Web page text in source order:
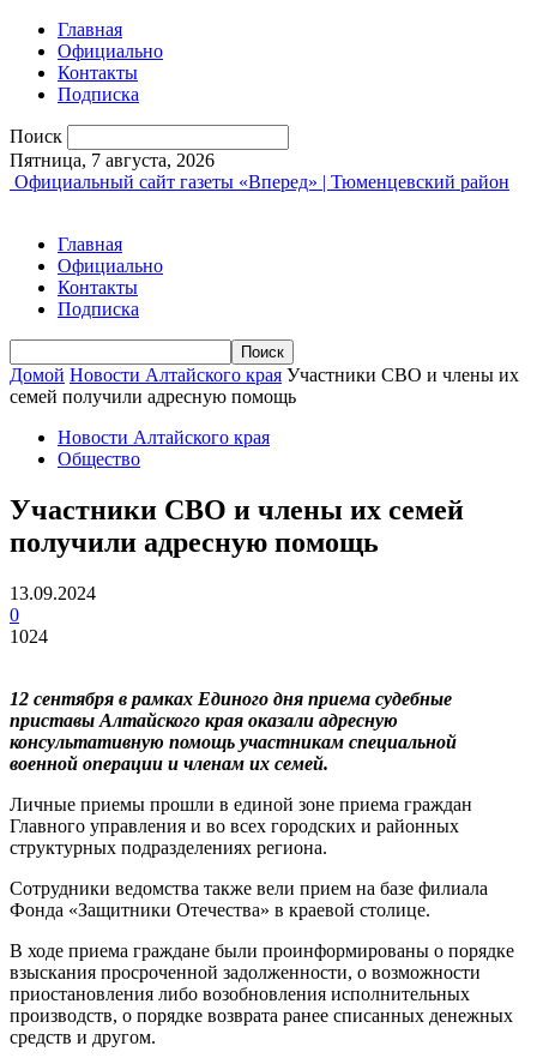
Главная
Официально
Контакты
Подписка
Поиск
Пятница, 7 августа, 2026
Официальный сайт газеты «Вперед» | Тюменцевский район
Главная
Официально
Контакты
Подписка
Домой Новости Алтайского края Участники СВО и члены их
семей получили адресную помощь
Новости Алтайского края
Общество
Участники СВО и члены их семей
получили адресную помощь
13.09.2024
0
1024
12 сентября в рамках Единого дня приема судебные
приставы Алтайского края оказали адресную
консультативную помощь участникам специальной
военной операции и членам их семей.
Личные приемы прошли в единой зоне приема граждан
Главного управления и во всех городских и районных
структурных подразделениях региона.
Сотрудники ведомства также вели прием на базе филиала
Фонда «Защитники Отечества» в краевой столице.
В ходе приема граждане были проинформированы о порядке
взыскания просроченной задолженности, о возможности
приостановления либо возобновления исполнительных
производств, о порядке возврата ранее списанных денежных
средств и другом.